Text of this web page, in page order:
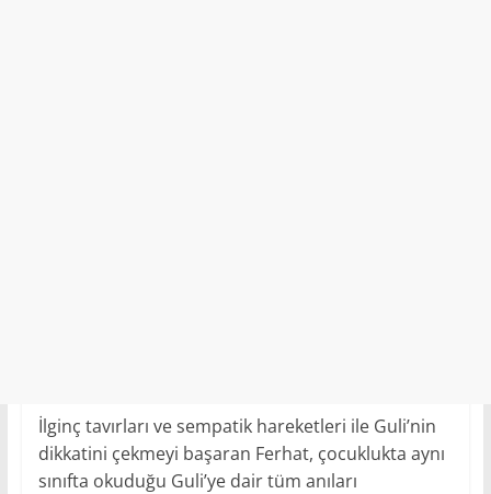
İlginç tavırları ve sempatik hareketleri ile Guli’nin
dikkatini çekmeyi başaran Ferhat, çocuklukta aynı
sınıfta okuduğu Guli’ye dair tüm anıları